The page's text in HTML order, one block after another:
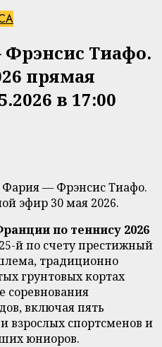
Тиафо.
прямая
в 17:00
— Фрэнсис Тиафо.
эфир 30 мая 2026.
по теннису 2026
й по счету престижный
традиционно
грунтовых кортах
соревнования
включая пять
взрослых спортсменов и
юниоров.